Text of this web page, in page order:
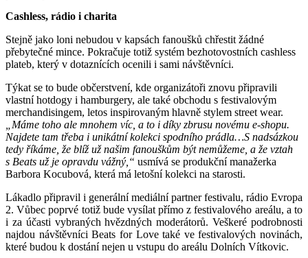
Cashless, rádio i charita
Stejně jako loni nebudou v kapsách fanoušků chřestit žádné
přebytečné mince. Pokračuje totiž systém bezhotovostních cashless
plateb, který v dotaznících ocenili i sami návštěvníci.
Týkat se to bude občerstvení, kde organizátoři znovu připravili
vlastní hotdogy i hamburgery, ale také obchodu s festivalovým
merchandisingem, letos inspirovaným hlavně stylem street wear.
„Máme toho ale mnohem víc, a to i díky zbrusu novému e-shopu.
Najdete tam třeba i unikátní kolekci spodního prádla…S nadsázkou
tedy říkáme, že blíž už našim fanouškům být nemůžeme, a že vztah
s Beats už je opravdu vážný,“ usmívá se produkční manažerka
Barbora Kocubová, která má letošní kolekci na starosti.
Lákadlo připravil i generální mediální partner festivalu, rádio Evropa
2. Vůbec poprvé totiž bude vysílat přímo z festivalového areálu, a to
i za účasti vybraných hvězdných moderátorů. Veškeré podrobnosti
najdou návštěvníci Beats for Love také ve festivalových novinách,
které budou k dostání nejen u vstupu do areálu Dolních Vítkovic.